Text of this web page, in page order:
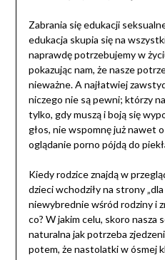
Zabrania się edukacji
edukacja skupia się na
naprawdę potrzebujemy w
pokazując nam, że nasze
nieważne. A najłatwiej
niczego nie są pewni; którzy
tylko, gdy muszą i boją się
głos, nie wspomnę już nawet o
oglądanie porno pójdą do
Kiedy rodzice znajdą w
dzieci wchodziły na strony
niewybrednie wśród rodziny i
co? W jakim celu, skoro nasza
naturalna jak potrzeba
potem, że nastolatki w ósmej